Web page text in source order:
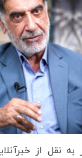
نقل از